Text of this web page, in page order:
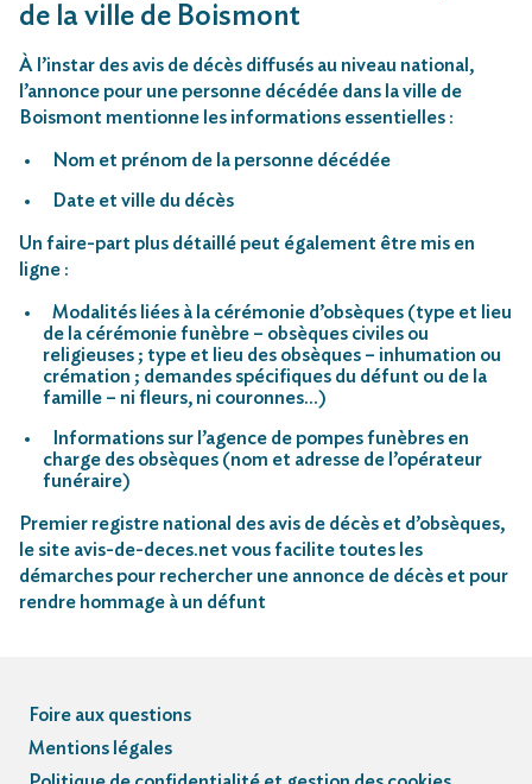
de la ville de Boismont
À l’instar des avis de décès diffusés au niveau national,
l’annonce pour une personne décédée dans la ville de
Boismont mentionne les informations essentielles :
Nom et prénom de la personne décédée
Date et ville du décès
Un faire-part plus détaillé peut également être mis en
ligne :
Modalités liées à la cérémonie d’obsèques (type et lieu
de la cérémonie funèbre – obsèques civiles ou
religieuses ; type et lieu des obsèques – inhumation ou
crémation ; demandes spécifiques du défunt ou de la
famille – ni fleurs, ni couronnes…)
Informations sur l’agence de pompes funèbres en
charge des obsèques (nom et adresse de l’opérateur
funéraire)
Premier registre national des avis de décès et d’obsèques,
le site avis-de-deces.net vous facilite toutes les
démarches pour rechercher une annonce de décès et pour
rendre hommage à un défunt
Foire aux questions
Mentions légales